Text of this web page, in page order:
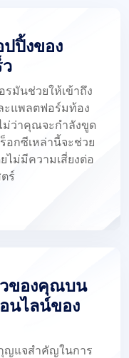
ปปิ้งของ
รมันช่วยให้เข้าถึง
ะแพลตฟอร์มท้อง
ม่ว่าคุณจะกำลังขูด
กซีเหล่านี้จะช่วย
ไม่มีความเสี่ยงต่อ
ร์
วของคุณบน
นไลน์ของ
ญแจสำคัญในการ